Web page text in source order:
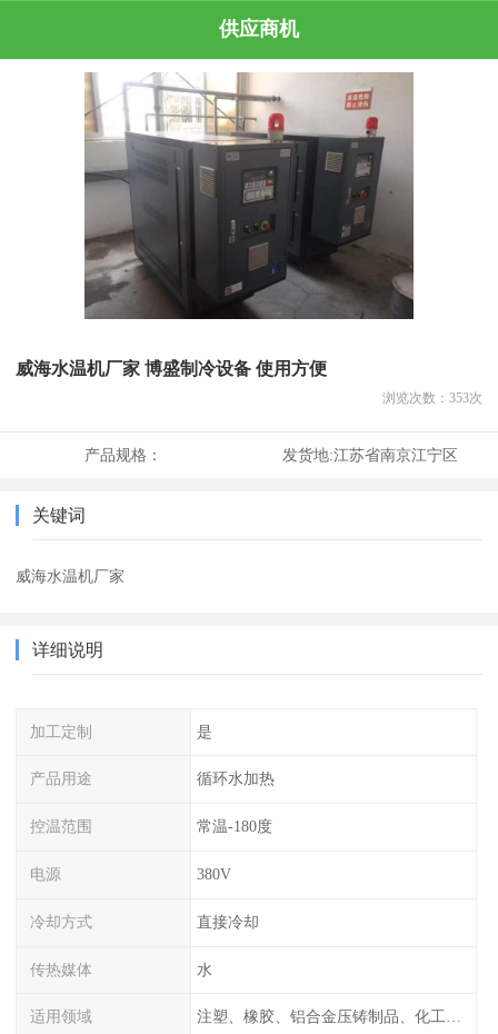
供应商机
威海水温机厂家 博盛制冷设备 使用方便
浏览次数： 353次
产品规格： 发货地:江苏省南京江宁区
关键词
威海水温机厂家
详细说明
加工定制 是
产品用途 循环水加热
控温范围 常温-180度
电源 380V
冷却方式 直接冷却
传热媒体 水
适用领域 注塑、橡胶、铝合金压铸制品、化工制药厂家、注塑机、压铸机、反应釜、热压机配套